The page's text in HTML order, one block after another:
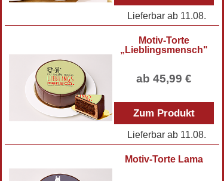
Lieferbar ab 11.08.
Motiv-Torte
„Lieblingsmensch"
ab 45,99 €
Zum Produkt
Lieferbar ab 11.08.
Motiv-Torte Lama